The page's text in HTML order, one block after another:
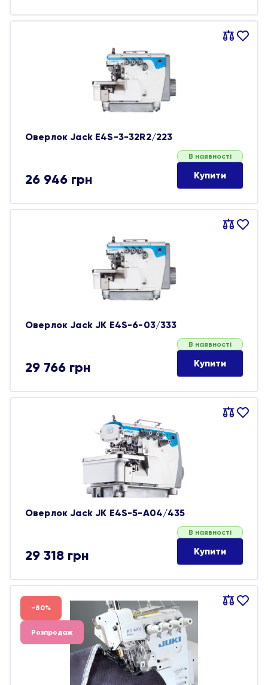
Порівняти
В
Оверлок Jack E4S-3-32R2/223
26 946 грн
В наявності
Купити
Порівняти
В
Оверлок Jack JK E4S-6-03/333
29 766 грн
В наявності
Купити
Порівняти
В
Оверлок Jack JK E4S-5-A04/435
29 318 грн
В наявності
Купити
Порівняти
В
-80%
Розпродаж